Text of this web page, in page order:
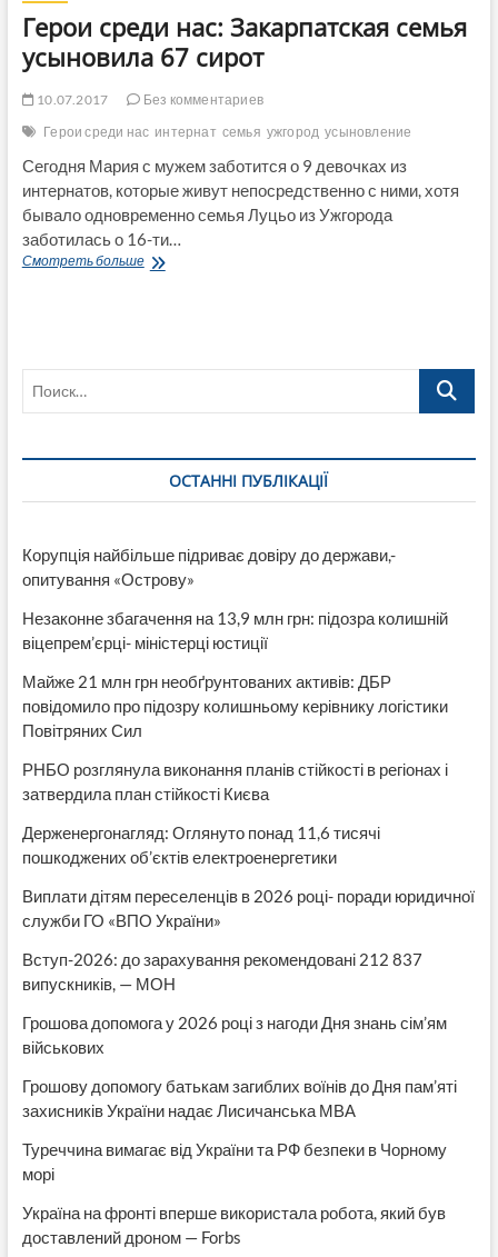
Герои среди нас: Закарпатская семья
усыновила 67 сирот
10.07.2017
Без комментариев
Герои среди нас интернат семья ужгород усыновление
Сегодня Мария с мужем заботится о 9 девочках из
интернатов, которые живут непосредственно с ними, хотя
бывало одновременно семья Луцьо из Ужгорода
заботилась о 16-ти…
Смотреть большеГерои
Поиск…
ОСТАННІ ПУБЛІКАЦІЇ
Корупція найбільше підриває довіру до держави,-
опитування «Острову»
Незаконне збагачення на 13,9 млн грн: підозра колишній
віцепрем’єрці- міністерці юстиції
Майже 21 млн грн необґрунтованих активів: ДБР
повідомило про підозру колишньому керівнику логістики
Повітряних Сил
РНБО розглянула виконання планів стійкості в регіонах і
затвердила план стійкості Києва
Держенергонагляд: Оглянуто понад 11,6 тисячі
пошкоджених об’єктів електроенергетики
Виплати дітям переселенців в 2026 році- поради юридичної
служби ГО «ВПО України»
Вступ-2026: до зарахування рекомендовані 212 837
випускників, — МОН
Грошова допомога у 2026 році з нагоди Дня знань сім’ям
військових
Грошову допомогу батькам загиблих воїнів до Дня пам’яті
захисників України надає Лисичанська МВА
Туреччина вимагає від України та РФ безпеки в Чорному
морі
Україна на фронті вперше використала робота, який був
доставлений дроном — Forbs